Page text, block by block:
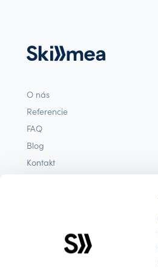
O nás
Referencie
FAQ
Blog
Kontakt
Zásady používania cookies